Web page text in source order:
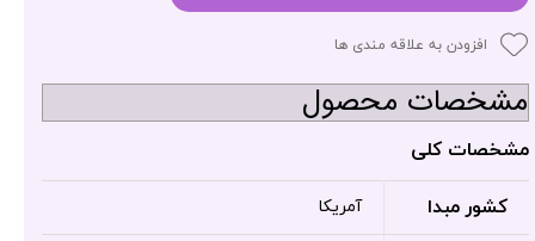
افزودن به علاقه مندی ها
مشخصات محصول
مشخصات کلی
کشور مبدا آمریکا